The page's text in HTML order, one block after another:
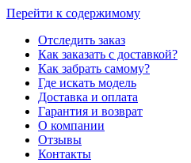
Перейти к содержимому
Отследить заказ
Как заказать с доставкой?
Как забрать самому?
Где искать модель
Доставка и оплата
Гарантия и возврат
О компании
Отзывы
Контакты